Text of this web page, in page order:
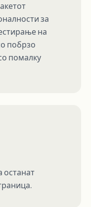
за
на
побрзо
помалку
останат